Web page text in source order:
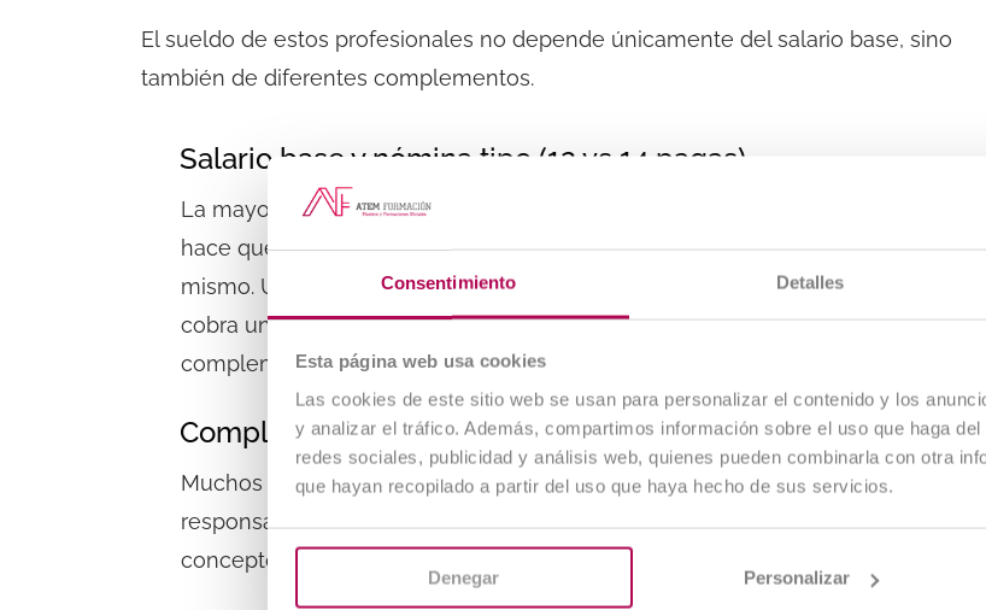
Consentimiento Detalles
Esta página web usa cookies
Las cookies de este sitio web se usan para personalizar el contenido y los
y analizar el tráfico. Además, compartimos información sobre el uso que haga
redes sociales, publicidad y análisis web, quienes pueden combinarla con otra
que hayan recopilado a partir del uso que haya hecho de sus servicios.
Denegar Personalizar
El sueldo de estos profesionales no depende únicamente del salario base, sino
también de diferentes complementos.
Salario base y nómina tipo (12 vs 14 pagas)
La mayoría decontratosen sanidad se distribuyen en 12 o 14 pagas. Esto
hace que la cantidad mensual puedavariaraunque el salario anual sea el
mismo. Una de las dudas más frecuentes entre quienes investigan
cobra un documentalista sanitarioes cómo influyen las pagas extra y los
complementos salariales en la nómina final.
Complementos: destino, específico y productividad
Muchos centros incluyen complementos relacionados con la
responsabilidad del puesto, la especialización o el rendimiento. Estos
conceptos pueden incrementar notablemente la nómina final.